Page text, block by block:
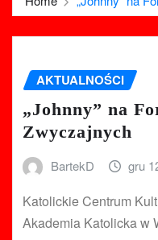
AKTUALNOŚCI
„Johnny” na
Zwyczajnych
BartekD gru
Katolickie Centrum
Akademia Katolicka w